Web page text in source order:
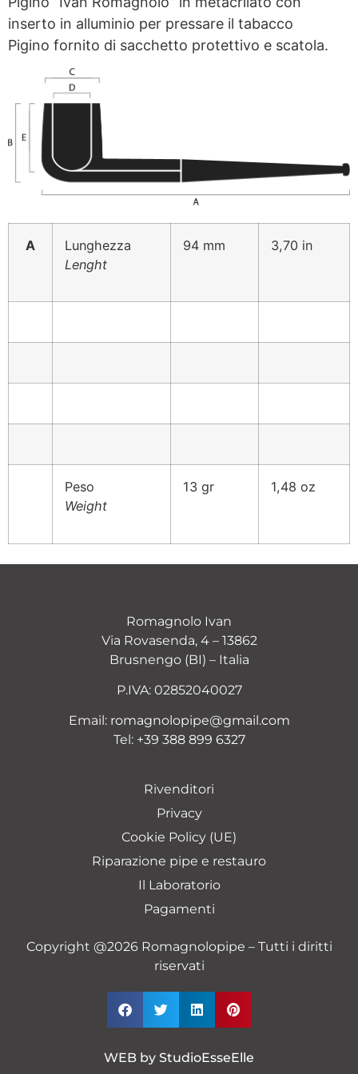
inserto in alluminio per pressare il tabacco
Pigino fornito di sacchetto protettivo e scatola.
A
Lunghezza
Lenght
94 mm 3,70 in
Peso
Weight
13 gr 1,48 oz
Romagnolo Ivan
Via Rovasenda, 4 – 13862
Brusnengo (BI) – Italia
P.IVA: 02852040027
Email: romagnolopipe@gmail.com
Tel: +39 388 899 6327
Rivenditori
Privacy
Cookie Policy (UE)
Riparazione pipe e restauro
Il Laboratorio
Pagamenti
Copyright @2026 Romagnolopipe – Tutti i diritti
riservati
WEB by StudioEsseElle